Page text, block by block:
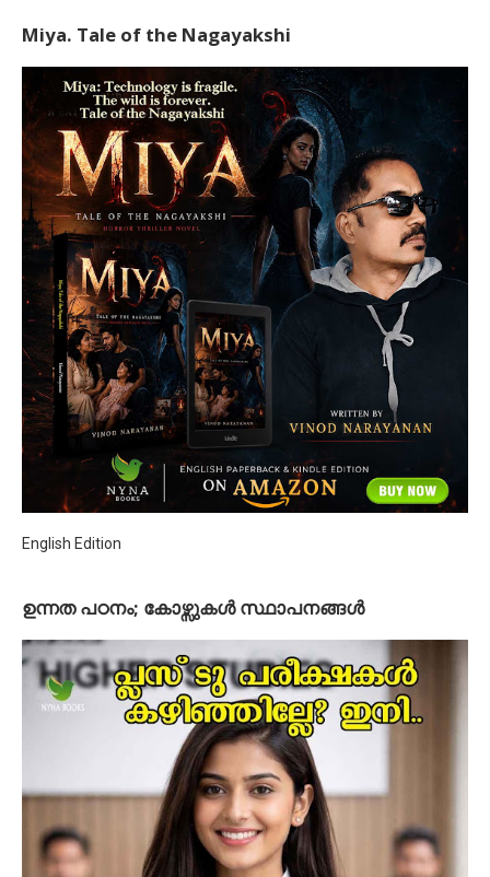
Miya. Tale of the Nagayakshi
English Edition
ഉന്നത പഠനം; കോഴ്സുകള്‍ സ്ഥാപനങ്ങള്‍